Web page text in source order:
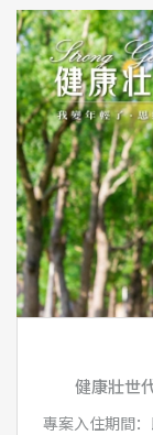
健康壯世
專案入住期間